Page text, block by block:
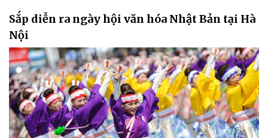
Sắp diễn ra ngày hội văn hóa Nhật Bản tại Hà
Nội